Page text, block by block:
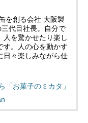
を創る会社 大阪製
代目社長。自分で
人を驚かせたり楽し
す。人の心を動かす
日々楽しみながら仕
お菓子のミカタ」